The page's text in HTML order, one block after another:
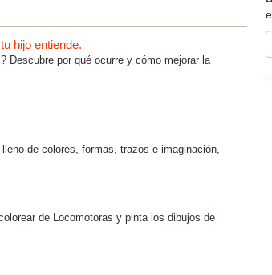
hijo entiende.
Descubre por qué ocurre y cómo mejorar la
de colores, formas, trazos e imaginación,
de Locomotoras y pinta los dibujos de